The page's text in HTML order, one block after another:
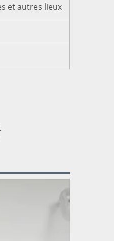
et autres lieux